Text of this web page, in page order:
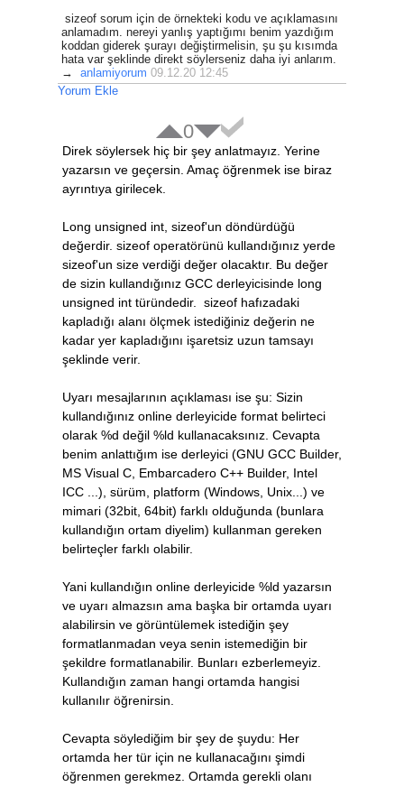
sizeof sorum için de örnekteki kodu ve açıklamasını
anlamadım. nereyi yanlış yaptığımı benim yazdığım
koddan giderek şurayı değiştirmelisin, şu şu kısımda
hata var şeklinde direkt söylerseniz daha iyi anlarım.
→ anlamiyorum 09.12.20 12:45
Yorum Ekle
0
Direk söylersek hiç bir şey anlatmayız. Yerine
yazarsın ve geçersin. Amaç öğrenmek ise biraz
ayrıntıya girilecek.
Long unsigned int, sizeof'un döndürdüğü
değerdir. sizeof operatörünü kullandığınız yerde
sizeof'un size verdiği değer olacaktır. Bu değer
de sizin kullandığınız GCC derleyicisinde long
unsigned int türündedir. sizeof hafızadaki
kapladığı alanı ölçmek istediğiniz değerin ne
kadar yer kapladığını işaretsiz uzun tamsayı
şeklinde verir.
Uyarı mesajlarının açıklaması ise şu: Sizin
kullandığınız online derleyicide format belirteci
olarak %d değil %ld kullanacaksınız. Cevapta
benim anlattığım ise derleyici (GNU GCC Builder,
MS Visual C, Embarcadero C++ Builder, Intel
ICC ...), sürüm, platform (Windows, Unix...) ve
mimari (32bit, 64bit) farklı olduğunda (bunlara
kullandığın ortam diyelim) kullanman gereken
belirteçler farklı olabilir.
Yani kullandığın online derleyicide %ld yazarsın
ve uyarı almazsın ama başka bir ortamda uyarı
alabilirsin ve görüntülemek istediğin şey
formatlanmadan veya senin istemediğin bir
şekildre formatlanabilir. Bunları ezberlemeyiz.
Kullandığın zaman hangi ortamda hangisi
kullanılır öğrenirsin.
Cevapta söylediğim bir şey de şuydu: Her
ortamda her tür için ne kullanacağını şimdi
öğrenmen gerekmez. Ortamda gerekli olanı